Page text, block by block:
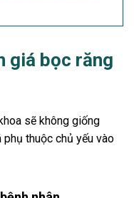
giá bọc răng
sẽ không giống
thuộc chủ yếu vào